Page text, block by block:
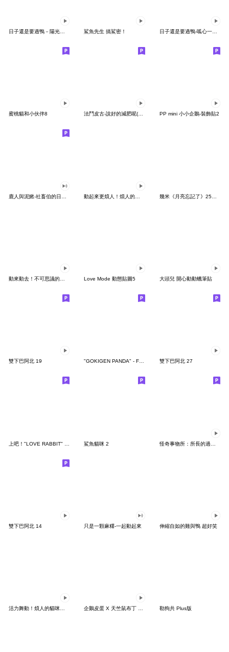
鯊魚先生 搞鯊密！ 日子還是要過鴨-呱心一下鴨
蜜桃貓和小伙伴8 法鬥皮古-說好的減肥呢(第15彈) PP mini 小小企鵝-裝飾貼2
幾米《月亮忘記了》25周年 x 晴天P莉
Love Mode 動態貼圖5 大頭兒 開心動動蠟筆貼
雙下巴阿北 19 "GOKIGEN PANDA" - Feeling / global 雙下巴阿北 27
鯊魚貓咪 2
雙下巴阿北 14 只是一顆麻糬-一起動起來 伸縮自如的雞與鴨 超好笑
活力舞動！煩人的貓咪★迷你版 2 企鵝皮蛋 X 天竺鼠布丁 有點厭世 勒狗共 Plus版